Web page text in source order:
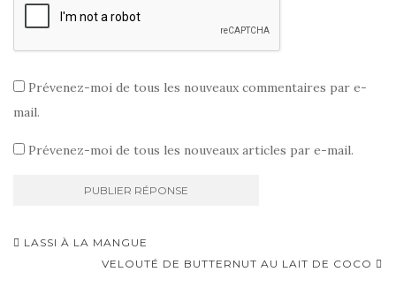
Prévenez-moi de tous les nouveaux commentaires par e-
mail.
Prévenez-moi de tous les nouveaux articles par e-mail.
Navigation
d'article
LASSI À LA MANGUE
VELOUTÉ DE BUTTERNUT AU LAIT DE COCO